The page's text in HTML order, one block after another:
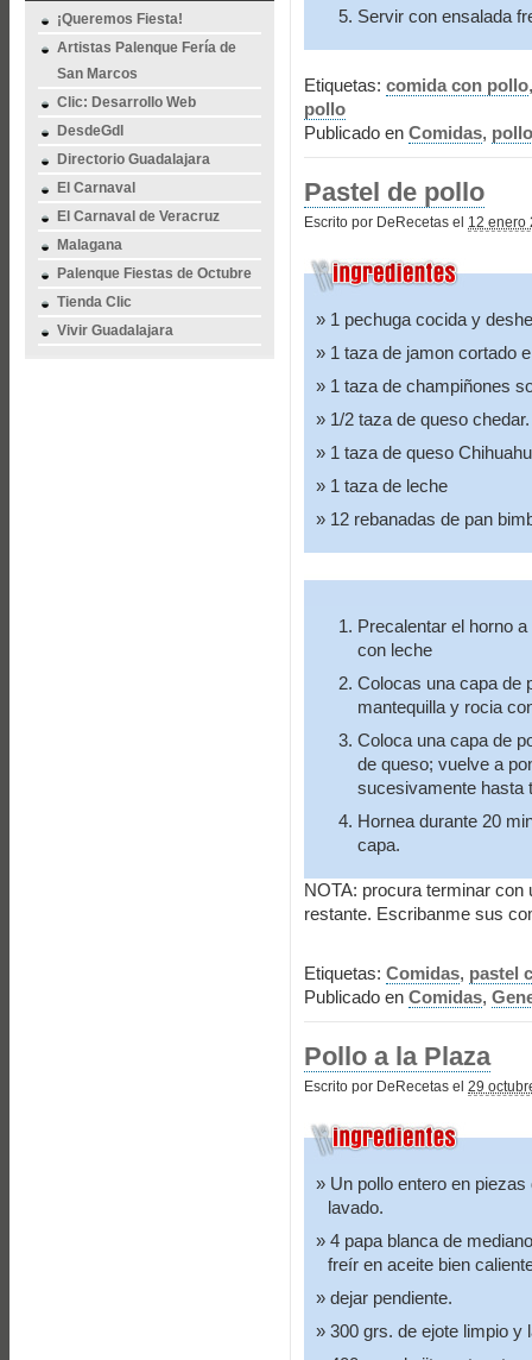
¡Queremos Fiesta!
Artistas Palenque Fería de
San Marcos
Clic: Desarrollo Web
DesdeGdl
Directorio Guadalajara
El Carnaval
El Carnaval de Veracruz
Malagana
Palenque Fiestas de Octubre
Tienda Clic
Vivir Guadalajara
Servir con ensalada
Etiquetas: comida con pollo
pollo
Publicado en Comidas, pollo
Pastel de pollo
Escrito por DeRecetas el 12 enero
1 pechuga cocida y
1 taza de jamon cortado
1 taza de champiñones
1/2 taza de queso chedar.
1 taza de queso
1 taza de leche
12 rebanadas de pan
Precalentar el horno
con leche
Colocas una capa de
mantequilla y rocia
Coloca una capa de
de queso; vuelve a
sucesivamente hasta
Hornea durante 20
capa.
NOTA: procura terminar con
restante. Escribanme sus
Etiquetas: Comidas, pastel
Publicado en Comidas,
Pollo a la Plaza
Escrito por DeRecetas el 29
Un pollo entero en
lavado.
4 papa blanca de
freír en aceite bien
dejar pendiente.
300 grs. de ejote limpio y